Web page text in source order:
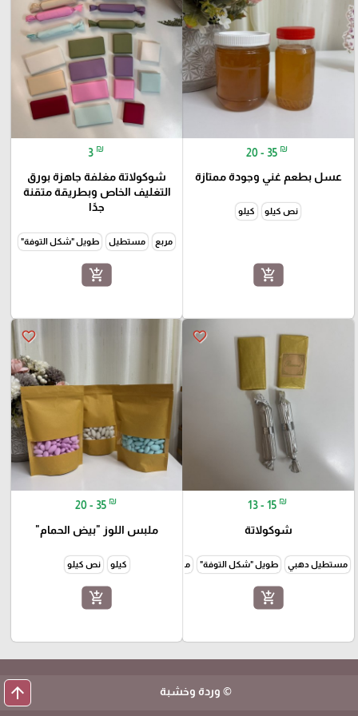
20 - 35 ₪
عسل بطعم غني وجودة ممتازة
نص كيلو كيلو
add_shopping_cart
3 ₪
شوكولاتة مغلفة جاهزة بورق
التغليف الخاص وبطريقة متقنة
جدًا
مربع مستطيل طويل "شكل التوفة"
add_shopping_cart
favorite_border
13 - 15 ₪
شوكولاتة
مستطيل دهبي طويل "شكل التوفة" مربع ذهبي مربع فضي مربع مزخرف "بني واحمر"
add_shopping_cart
favorite_border
20 - 35 ₪
ملبس اللوز "بيض الحمام"
كيلو نص كيلو
add_shopping_cart
© وردة وخشبة arrow_upward